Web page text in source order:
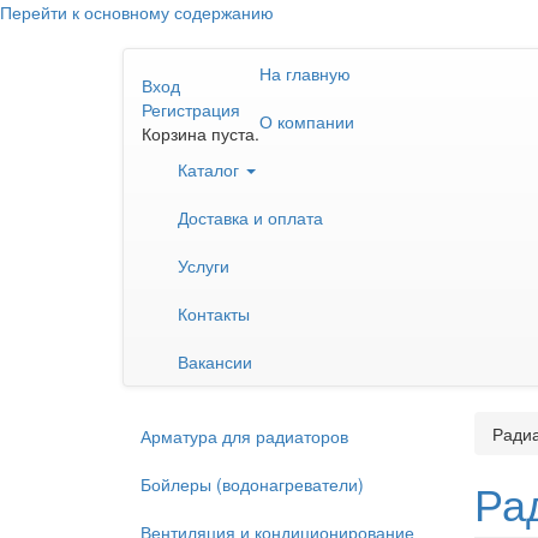
Перейти к основному содержанию
Вход
Регистрация
Корзина пуста.
На главную
О компании
Каталог
Доставка и оплата
Услуги
Контакты
Вакансии
Арматура для радиаторов
Бойлеры (водонагреватели)
Вентиляция и кондиционирование